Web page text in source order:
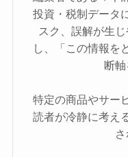
投資・税制データ
スク、誤解が生
し、「この情報を
断軸
特定の商品やサー
読者が冷静に考え